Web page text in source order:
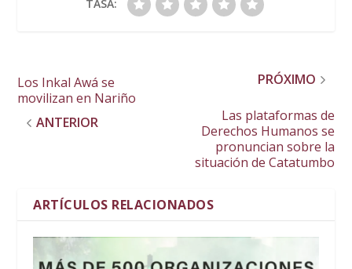
TASA:
Los Inkal Awá se
movilizan en Nariño
ANTERIOR
PRÓXIMO
Las plataformas de
Derechos Humanos se
pronuncian sobre la
situación de Catatumbo
ARTÍCULOS RELACIONADOS